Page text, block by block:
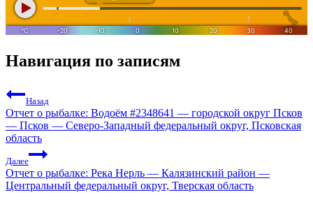
Навигация по записям
Назад
Отчет о рыбалке: Водоём #2348641 — городской округ Псков
— Псков — Северо-Западный федеральный округ, Псковская
область
Далее
Отчет о рыбалке: Река Нерль — Калязинский район —
Центральный федеральный округ, Тверская область